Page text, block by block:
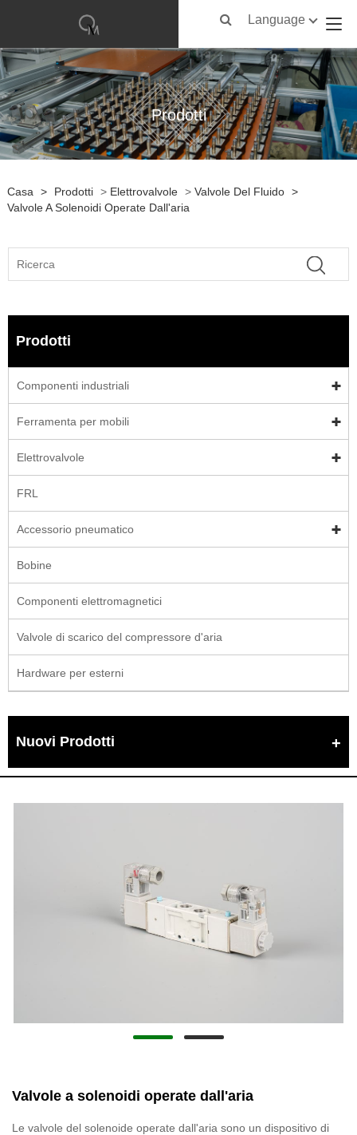
Language
Prodotti
Casa > Prodotti > Elettrovalvole > Valvole Del Fluido >
Valvole A Solenoidi Operate Dall'aria
Prodotti
Componenti industriali
Ferramenta per mobili
Elettrovalvole
FRL
Accessorio pneumatico
Bobine
Componenti elettromagnetici
Valvole di scarico del compressore d'aria
Hardware per esterni
Nuovi Prodotti
Valvole a solenoidi operate dall'aria
Le valvole del solenoide operate dall'aria sono un dispositivo di